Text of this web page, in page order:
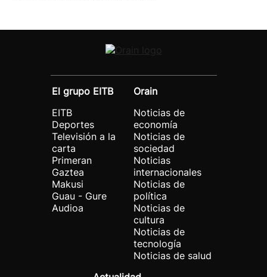
El grupo EITB
EITB
Deportes
Televisión a la
carta
Primeran
Gaztea
Makusi
Guau - Gure
Audioa
Orain
Noticias de
economía
Noticias de
sociedad
Noticias
internacionales
Noticias de
política
Noticias de
cultura
Noticias de
tecnología
Noticias de salud